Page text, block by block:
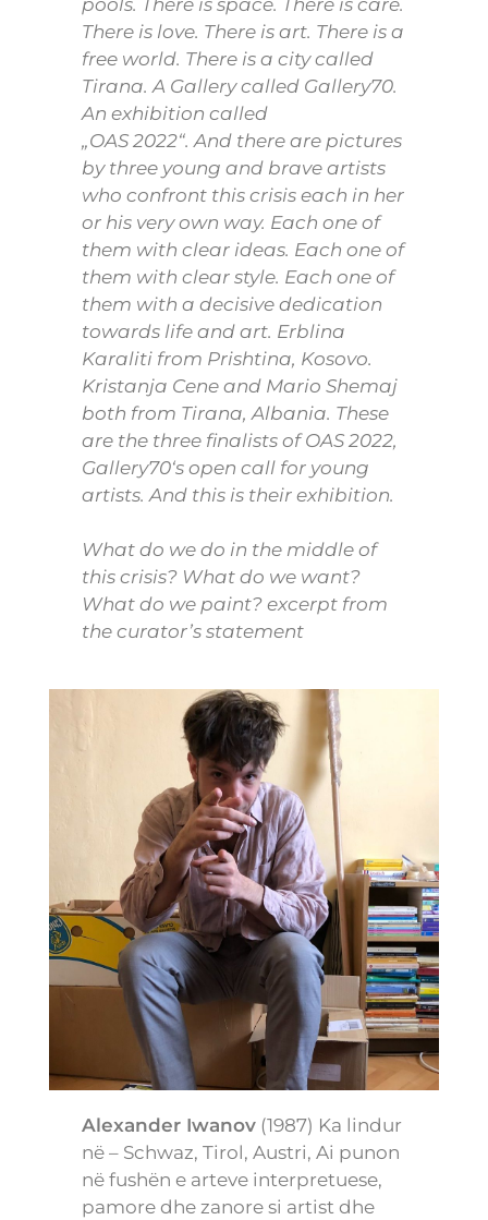
There is love. There is art. There is a
free world. There is a city called
Tirana. A Gallery called Gallery70.
An exhibition called
„OAS 2022“. And there are pictures
by three young and brave artists
who confront this crisis each in her
or his very own way. Each one of
them with clear ideas. Each one of
them with clear style. Each one of
them with a decisive dedication
towards life and art. Erblina
Karaliti from Prishtina, Kosovo.
Kristanja Cene and Mario Shemaj
both from Tirana, Albania. These
are the three finalists of OAS 2022,
Gallery70‘s open call for young
artists. And this is their exhibition.
What do we do in the middle of
this crisis? What do we want?
What do we paint? excerpt from
the curator’s statement
Alexander Iwanov (1987) Ka lindur
në – Schwaz, Tirol, Austri, Ai punon
në fushën e arteve interpretuese,
pamore dhe zanore si artist dhe